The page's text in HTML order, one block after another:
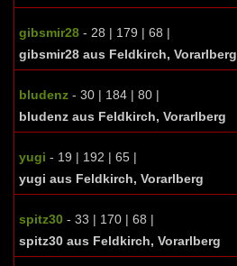
gibsmir28 - 28 | 179 | 68 |
gibsmir28 aus Feldkirch, Vorarlberg
bludenz - 30 | 184 | 80 |
bludenz aus Feldkirch, Vorarlberg
yugi - 19 | 192 | 65 |
yugi aus Feldkirch, Vorarlberg
spitz30 - 33 | 170 | 68 |
spitz30 aus Feldkirch, Vorarlberg